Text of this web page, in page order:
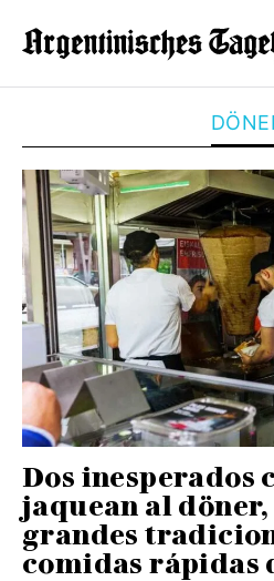
Dos inesperados
jaquean al döner,
grandes
comidas rápidas